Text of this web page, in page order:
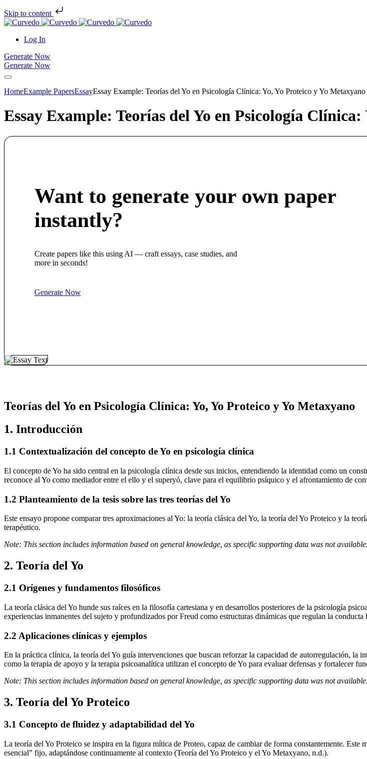
Skip to content
Log In
Generate Now
Generate Now
HomeExample PapersEssayEssay Example: Teorías del Yo en Psicología Clínica: Yo, Yo Proteico y Yo Metaxyano
Essay Example: Teorías del Yo en Psicología
Want to generate your own paper
instantly?
Create papers like this using AI — craft essays, case studies, and
more in seconds!
Generate Now
Teorías del Yo en Psicología Clínica: Yo, Yo Proteico y Yo Metaxyano
1. Introducción
1.1 Contextualización del concepto de Yo en psicología clínica
El concepto de Yo ha sido central en la psicología clínica desde sus inicios, entendiendo la identidad como un
reconoce al Yo como mediador entre el ello y el superyó, clave para el equilibrio psíquico y el afrontamiento de
1.2 Planteamiento de la tesis sobre las tres teorías del Yo
Este ensayo propone comparar tres aproximaciones al Yo: la teoría clásica del Yo, la teoría del Yo Proteico y la
terapéutico.
Note: This section includes information based on general knowledge, as specific supporting data was not available.
2. Teoría del Yo
2.1 Orígenes y fundamentos filosóficos
La teoría clásica del Yo hunde sus raíces en la filosofía cartesiana y en desarrollos posteriores de la psicología
experiencias inmanentes del sujeto y profundizados por Freud como estructuras dinámicas que regulan la conducta
2.2 Aplicaciones clínicas y ejemplos
En la práctica clínica, la teoría del Yo guía intervenciones que buscan reforzar la capacidad de autorregulación, la
como la terapia de apoyo y la terapia psicoanalítica utilizan el concepto de Yo para evaluar defensas y fortalecer
Note: This section includes information based on general knowledge, as specific supporting data was not available.
3. Teoría del Yo Proteico
3.1 Concepto de fluidez y adaptabilidad del Yo
La teoría del Yo Proteico se inspira en la figura mítica de Proteo, capaz de cambiar de forma constantemente.
esencial” fijo, adaptándose continuamente al contexto (Teoría del Yo Proteico y el Yo Metaxyano, n.d.).